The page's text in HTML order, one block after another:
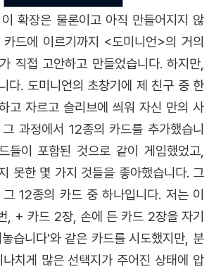
확장은 물론이고 아직 만들어지지 않
드에 이르기까지 <도미니언>의 거의
직접 고안하고 만들었습니다. 하지만,
다. 도미니언의 초창기에 제 친구 중 한
고 자르고 슬리브에 씌워 자신 만의 사
과정에서 12종의 카드를 추가했습니
들이 포함된 것으로 같이 게임했었고,
못한 몇 가지 것들을 좋아했습니다. 그
12종의 카드 중 하나입니다. 저는 이
, + 카드 2장, 손에 든 카드 2장을 자기
습니다'와 같은 카드를 시도했지만, 분
치게 많은 선택지가 주어진 상태에 압